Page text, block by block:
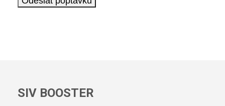
SIV BOOSTER